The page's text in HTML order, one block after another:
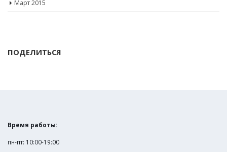
Март 2015
ПОДЕЛИТЬСЯ
Время работы:
пн-пт: 10:00-19:00